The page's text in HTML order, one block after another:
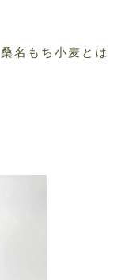
桑名もち小麦とは